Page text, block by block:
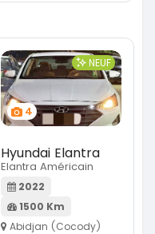
4
NEUF
Hyundai Elantra
Elantra Américain
2022
1500 Km
Abidjan (Cocody)